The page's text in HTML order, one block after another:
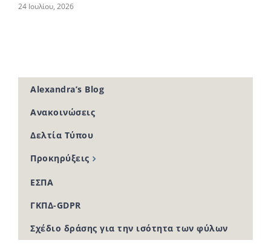
24 Ιουλίου, 2026
Alexandra’s Blog
Ανακοινώσεις
Δελτία Τύπου
Προκηρύξεις
ΕΣΠΑ
ΓΚΠΔ-GDPR
Σχέδιο δράσης για την ισότητα των φύλων